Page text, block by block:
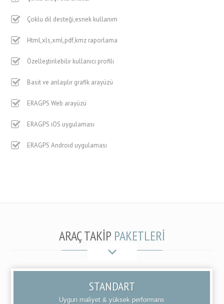
Çoklu dil desteği,esnek kullanım
Html,xls,xml,pdf,kmz raporlama
Özelleştirilebilir kullanıcı profili
Basit ve anlaşılır grafik arayüzü
ERAGPS Web arayüzü
ERAGPS iOS uygulaması
ERAGPS Android uygulaması
ARAÇ TAKİP PAKETLERİ
STANDART
Uygun maliyet & yüksek performans